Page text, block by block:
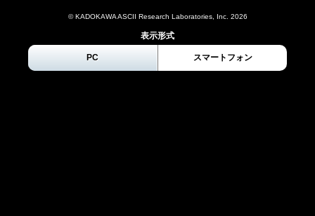
© KADOKAWA ASCII Research Laboratories, Inc. 2026
表示形式
PC スマートフォン